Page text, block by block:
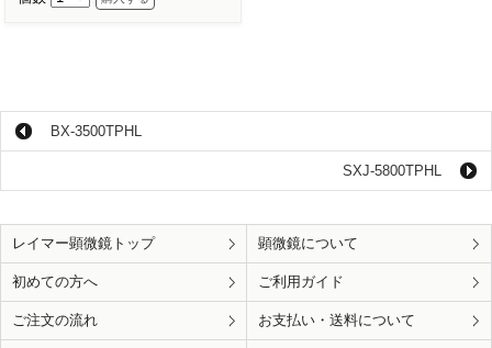
BX-3500TPHL
SXJ-5800TPHL
レイマー顕微鏡トップ 顕微鏡について
初めての方へ ご利用ガイド
ご注文の流れ お支払い・送料について